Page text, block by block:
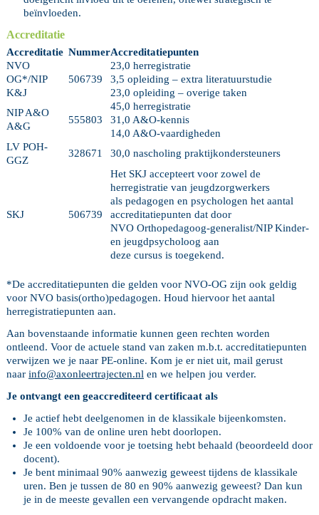
beïnvloeden.
Accreditatie
Accreditatie NummerAccreditatiepunten
NVO
OG*/NIP
K&J
506739
23,0 herregistratie
3,5 opleiding – extra literatuurstudie
23,0 opleiding – overige taken
NIP A&O
A&G
555803
45,0 herregistratie
31,0 A&O-kennis
14,0 A&O-vaardigheden
LV POH-
GGZ
328671 30,0 nascholing praktijkondersteuners
SKJ 506739
Het SKJ accepteert voor zowel de
herregistratie van jeugdzorgwerkers
als pedagogen en psychologen het aantal
accreditatiepunten dat door
NVO Orthopedagoog-generalist/NIP Kinder-
en jeugdpsycholoog aan
deze cursus is toegekend.
*De accreditatiepunten die gelden voor NVO-OG zijn ook geldig
voor NVO basis(ortho)pedagogen. Houd hiervoor het aantal
herregistratiepunten aan.
Aan bovenstaande informatie kunnen geen rechten worden
ontleend. Voor de actuele stand van zaken m.b.t. accreditatiepunten
verwijzen we je naar PE-online. Kom je er niet uit, mail gerust
naar info@axonleertrajecten.nl en we helpen jou verder.
Je ontvangt een geaccrediteerd certificaat als
Je actief hebt deelgenomen in de klassikale bijeenkomsten.
Je 100% van de online uren hebt doorlopen.
Je een voldoende voor je toetsing hebt behaald (beoordeeld door
docent).
Je bent minimaal 90% aanwezig geweest tijdens de klassikale
uren. Ben je tussen de 80 en 90% aanwezig geweest? Dan kun
je in de meeste gevallen een vervangende opdracht maken.